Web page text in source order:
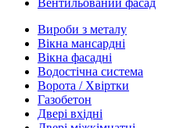
Вентильований фасад
Вироби з металу
Вікна мансардні
Вікна фасадні
Водостічна система
Ворота / Хвіртки
Газобетон
Двері вхідні